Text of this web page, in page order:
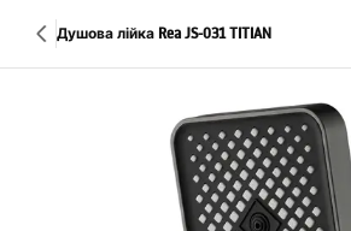
Душова лійка Rea JS-031 TITIAN